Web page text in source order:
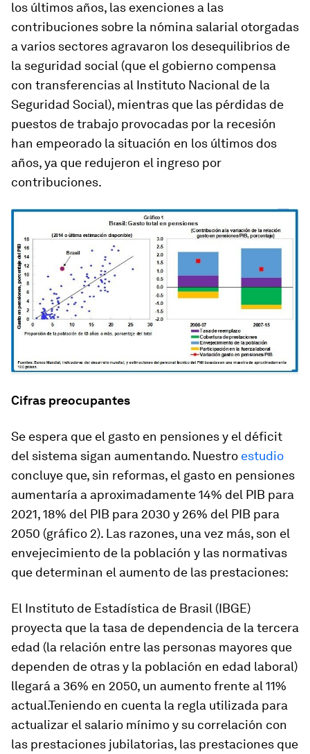
los últimos años, las exenciones a las
contribuciones sobre la nómina salarial otorgadas
a varios sectores agravaron los desequilibrios de
la seguridad social (que el gobierno compensa
con transferencias al Instituto Nacional de la
Seguridad Social), mientras que las pérdidas de
puestos de trabajo provocadas por la recesión
han empeorado la situación en los últimos dos
años, ya que redujeron el ingreso por
contribuciones.
Cifras preocupantes
Se espera que el gasto en pensiones y el déficit
del sistema sigan aumentando. Nuestro estudio
concluye que, sin reformas, el gasto en pensiones
aumentaría a aproximadamente 14% del PIB para
2021, 18% del PIB para 2030 y 26% del PIB para
2050 (gráfico 2). Las razones, una vez más, son el
envejecimiento de la población y las normativas
que determinan el aumento de las prestaciones:
El Instituto de Estadística de Brasil (IBGE)
proyecta que la tasa de dependencia de la tercera
edad (la relación entre las personas mayores que
dependen de otras y la población en edad laboral)
llegará a 36% en 2050, un aumento frente al 11%
actual.Teniendo en cuenta la regla utilizada para
actualizar el salario mínimo y su correlación con
las prestaciones jubilatorias, las prestaciones que